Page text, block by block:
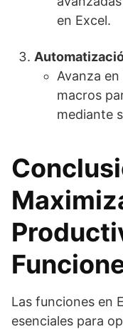
en Excel.
Avanza
macros
mediante
Las funciones en
esenciales para